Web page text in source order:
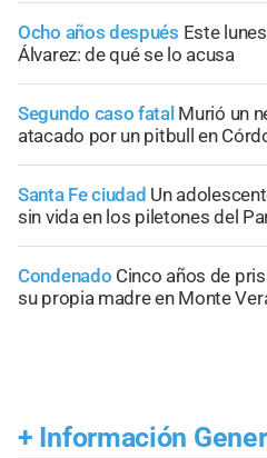
Ocho años después Este
Álvarez: de qué se lo acusa
Segundo caso fatal Murió un
atacado por un pitbull en
Santa Fe ciudad Un
sin vida en los piletones del
Condenado Cinco años de
su propia madre en Monte
+ Información